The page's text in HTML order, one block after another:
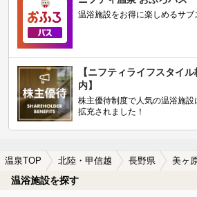
温浴施設をお得に楽しめるサ
【ニフティライフスタイ
内】
株主優待制度で人気の温浴施
拡充されました！
温泉TOP 北陸・甲信越 長野県 美ヶ
温浴施設を探す